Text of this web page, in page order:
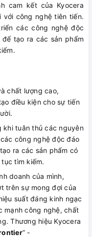
cam kết của Kyocera
công nghệ tiên tiến.
các công nghệ độc
tạo ra các sản phẩm
chất lượng cao,
điều kiện cho sự tiến
khi tuân thủ các nguyên
công nghệ độc đáo
ra các sản phẩm có
tìm kiếm.
doanh của mình,
trên sự mong đợi của
suất đáng kinh ngạc
công nghệ, chất
Thương hiệu Kyocera
” -